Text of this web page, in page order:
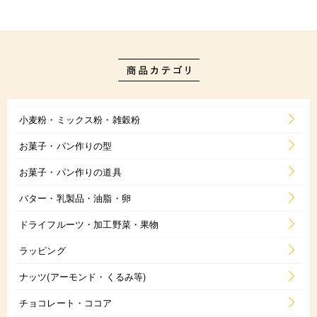
小麦粉・ミックス粉・雑穀粉
お菓子・パン作りの型
お菓子・パン作りの道具
バター・乳製品・油脂・卵
ドライフルーツ・加工野菜・果物
ラッピング
ナッツ(アーモンド・くるみ等)
チョコレート・ココア